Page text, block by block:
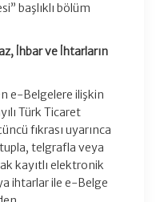
başlıklı bölüm
İhbar ve İhtarların
e-Belgelere ilişkin
Türk Ticaret
fıkrası uyarınca
telgrafla veya
kayıtlı elektronik
ihtarlar ile e-Belge